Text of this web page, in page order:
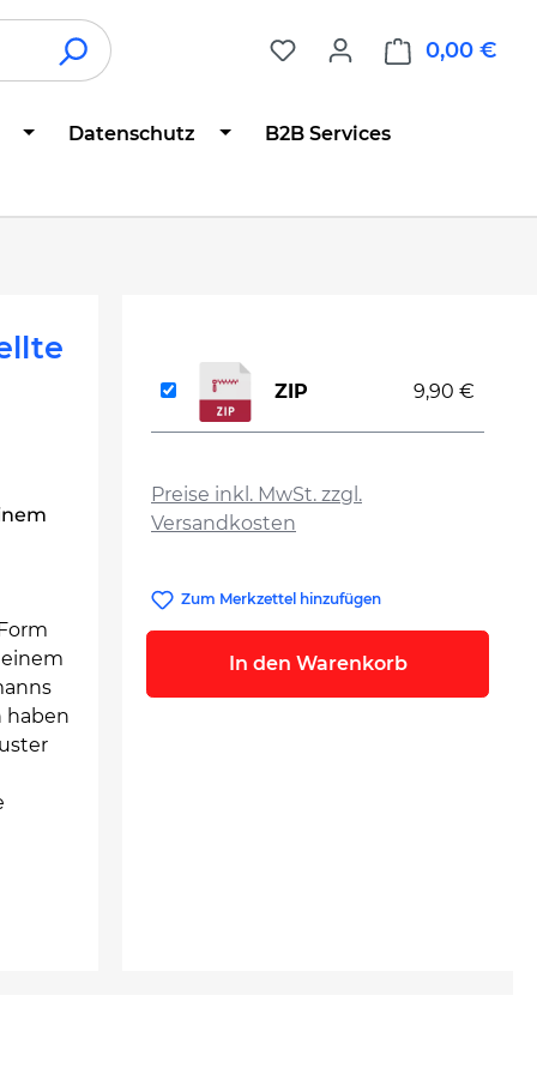
0,00 €
Datenschutz B2B Services
haben
Preise inkl. MwSt. zzgl.
Versandkosten
ZIP 9,90 €
Zum Merkzettel hinzufügen
In den Warenkorb